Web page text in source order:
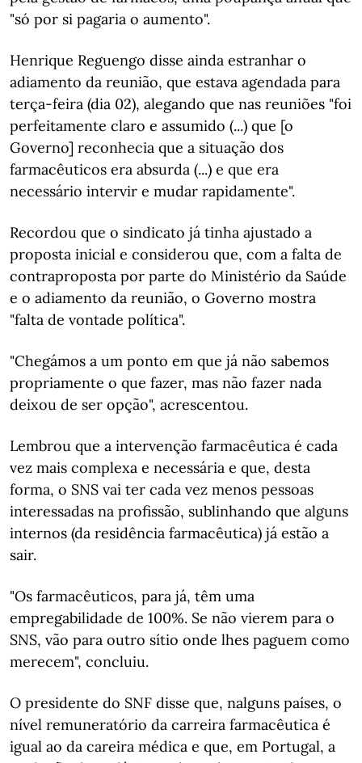
"só por si pagaria o aumento".
Henrique Reguengo disse ainda estranhar o
adiamento da reunião, que estava agendada para
terça-feira (dia 02), alegando que nas reuniões "foi
perfeitamente claro e assumido (...) que [o
Governo] reconhecia que a situação dos
farmacêuticos era absurda (...) e que era
necessário intervir e mudar rapidamente".
Recordou que o sindicato já tinha ajustado a
proposta inicial e considerou que, com a falta de
contraproposta por parte do Ministério da Saúde
e o adiamento da reunião, o Governo mostra
"falta de vontade política".
"Chegámos a um ponto em que já não sabemos
propriamente o que fazer, mas não fazer nada
deixou de ser opção", acrescentou.
Lembrou que a intervenção farmacêutica é cada
vez mais complexa e necessária e que, desta
forma, o SNS vai ter cada vez menos pessoas
interessadas na profissão, sublinhando que alguns
internos (da residência farmacêutica) já estão a
sair.
"Os farmacêuticos, para já, têm uma
empregabilidade de 100%. Se não vierem para o
SNS, vão para outro sítio onde lhes paguem como
merecem", concluiu.
O presidente do SNF disse que, nalguns países, o
nível remuneratório da carreira farmacêutica é
igual ao da careira médica e que, em Portugal, a